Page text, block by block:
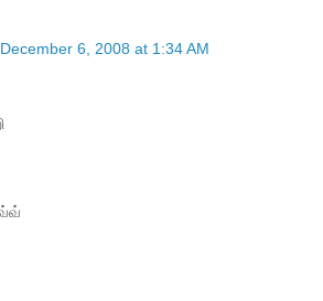
December 6, 2008 at 1:34 AM